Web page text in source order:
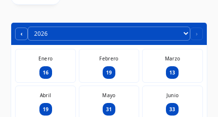
‹ ›
Enero
16
Febrero
19
Marzo
13
Abril
19
Mayo
31
Junio
33